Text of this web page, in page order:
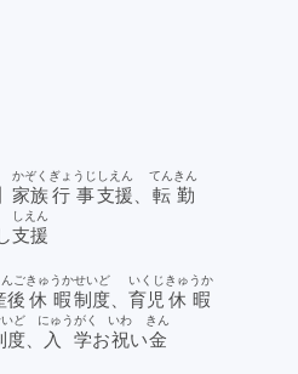
家族
かぞく
行事
ぎょうじ
支援
しえん
、 転勤
てんきん
支援
しえん
後
ご
休暇
きゅうか
制度
せいど
、育児
いくじ
休暇
きゅうか
度
ど
、 入学
にゅうがく
お祝
いわ
い金
きん